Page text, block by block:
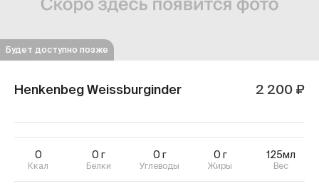
Будет доступно позже
Henkenbeg Weissburginder 2 200 ₽
0
Ккал
0 г
Белки
0 г
Углеводы
0 г
Жиры
125мл
Вес